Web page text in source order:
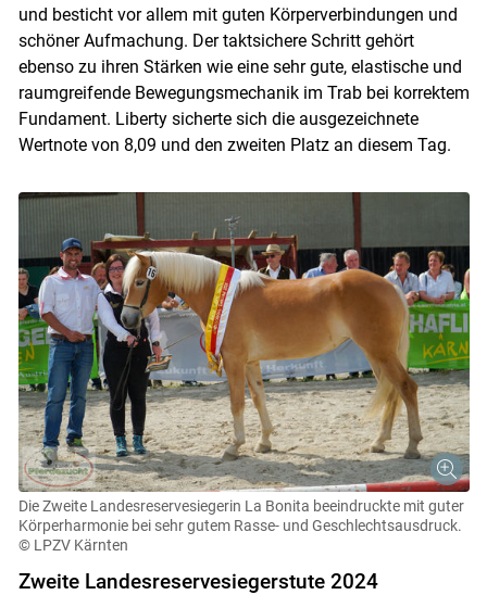
und besticht vor allem mit guten Körperverbindungen und
schöner Aufmachung. Der taktsichere Schritt gehört
ebenso zu ihren Stärken wie eine sehr gute, elastische und
raumgreifende Bewegungsmechanik im Trab bei korrektem
Fundament. Liberty sicherte sich die ausgezeichnete
Wertnote von 8,09 und den zweiten Platz an diesem Tag.
Die Zweite Landesreservesiegerin La Bonita beeindruckte mit guter
Körperharmonie bei sehr gutem Rasse- und Geschlechtsausdruck.
© LPZV Kärnten
Zweite Landesreservesiegerstute 2024